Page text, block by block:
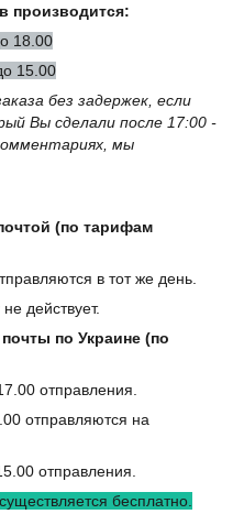
производится:
18.00
15.00
без задержек, если
Вы сделали после 17:00 -
мы
(по тарифам
в тот же день.
действует.
по Украине (по
отправления.
отправляются на
отправления.
бесплатно.